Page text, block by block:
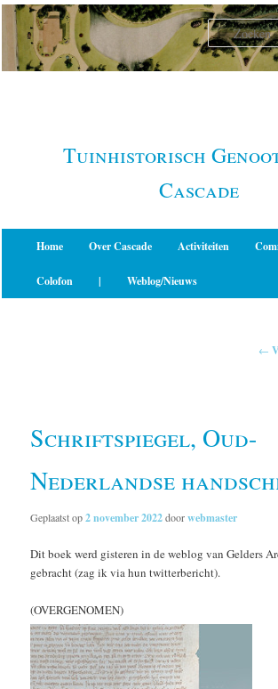
Spring
naar
primaire
Tuinhistorisch
Cascade
Home Over Cascade Activiteiten
Colofon | Weblog/Nieuws
←
Schriftspiegel, Oud-
Nederlandse
Geplaatst op2 november 2022doorwebmaster
Dit boek werd gisteren in de weblog van Gelders
gebracht (zag ik via hun twitterbericht).
(OVERGENOMEN)